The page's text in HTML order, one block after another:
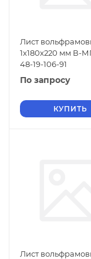
Лист
1х180х220 мм В-
48-19-106-91
По запросу
КУПИТЬ
Лист